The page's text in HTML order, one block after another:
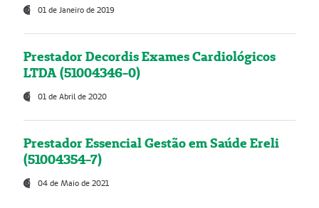
01 de Janeiro de 2019
Prestador Decordis Exames Cardiológicos
LTDA (51004346-0)
01 de Abril de 2020
Prestador Essencial Gestão em Saúde Ereli
(51004354-7)
04 de Maio de 2021